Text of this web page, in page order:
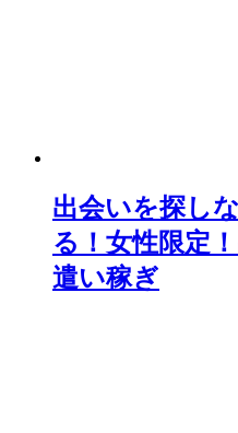
出会いを探し
る！女性限定
遣い稼ぎ